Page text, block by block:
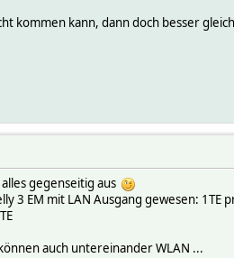
kommen kann, dann doch besser
gegenseitig aus
3 EM mit LAN Ausgang gewesen: 1TE
auch untereinander WLAN ...